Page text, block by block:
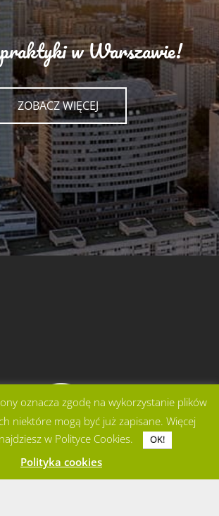
w Warszawie!
ZOBACZ WIĘCEJ
PROYECTO IBÉRICO
oznacza zgodę na wykorzystanie plików
niektóre mogą być już zapisane. Więcej
w Polityce Cookies.
OK!
Polityka cookies